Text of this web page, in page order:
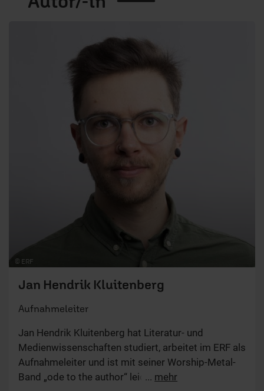
© ERF
Jan Hendrik Kluitenberg
Aufnahmeleiter
Jan Hendrik Kluitenberg hat Literatur- und
Medienwissenschaften studiert, arbeitet im ERF als
Aufnahmeleiter und ist mit seiner Worship-Metal-
Band „ode to the author“ leidenschaftlich kreativ.
... mehr